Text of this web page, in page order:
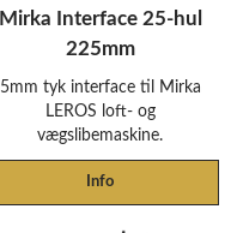
Mirka Interface 25-hul
225mm
5mm tyk interface til Mirka
LEROS loft- og
vægslibemaskine.
Info